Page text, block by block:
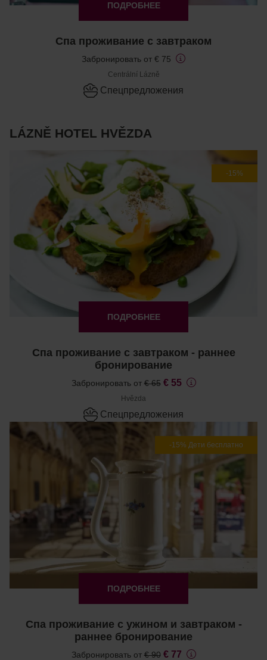
ПОДРОБНЕЕ
Спа проживание с завтраком
Забронировать от € 75
Centrální Lázně
Cпецпредложения
LÁZNĚ HOTEL HVĚZDA
-15%
ПОДРОБНЕЕ
Спа проживание с завтраком - раннее
бронирование
Забронировать от€ 65 € 55
Hvězda
Cпецпредложения
-15% Дети бесплатно
ПОДРОБНЕЕ
Спа проживание с ужином и завтраком -
раннее бронирование
Забронировать от€ 90 € 77